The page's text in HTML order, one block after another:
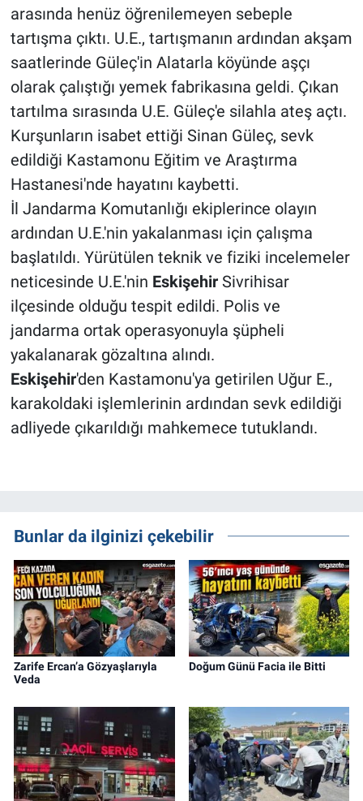
arasında henüz öğrenilemeyen sebeple
tartışma çıktı. U.E., tartışmanın ardından akşam
saatlerinde Güleç'in Alatarla köyünde aşçı
olarak çalıştığı yemek fabrikasına geldi. Çıkan
tartılma sırasında U.E. Güleç'e silahla ateş açtı.
Kurşunların isabet ettiği Sinan Güleç, sevk
edildiği Kastamonu Eğitim ve Araştırma
Hastanesi'nde hayatını kaybetti.
İl Jandarma Komutanlığı ekiplerince olayın
ardından U.E.'nin yakalanması için çalışma
başlatıldı. Yürütülen teknik ve fiziki incelemeler
neticesinde U.E.'nin EskişehirSivrihisar
ilçesinde olduğu tespit edildi. Polis ve
jandarma ortak operasyonuyla şüpheli
yakalanarak gözaltına alındı.
Eskişehir'den Kastamonu'ya getirilen Uğur E.,
karakoldaki işlemlerinin ardından sevk edildiği
adliyede çıkarıldığı mahkemece tutuklandı.
Bunlar da ilginizi çekebilir
Zarife Ercan’a Gözyaşlarıyla
Veda
Doğum Günü Facia ile Bitti